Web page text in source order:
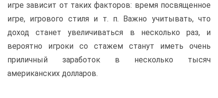
игре зависит от таких факторов: время посвященное
игре, игрового стиля и т. п. Важно учитывать, что
доход станет увеличиваться в несколько раз, и
вероятно игроки со стажем станут иметь очень
приличный заработок в несколько тысяч
американских долларов.